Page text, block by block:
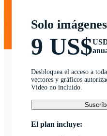
Solo imágenes
9 US$
Desbloquea el acceso a
vectores y gráficos
Vídeo no incluido.
El plan incluye: